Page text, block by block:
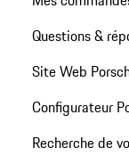
Questions &
Site Web
Configurateur
Recherche de